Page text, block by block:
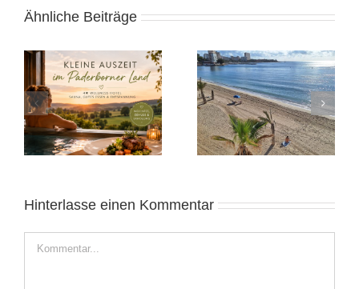
Ähnliche Beiträge
Alicante November
2025: Sonnige Auszeit
Heide 2025:
Norddeutsches
Wochenende
Hinterlasse einen Kommentar
Kommentar